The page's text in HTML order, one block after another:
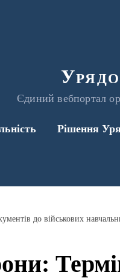
Єдиний вебпортал
Рішення
до військових